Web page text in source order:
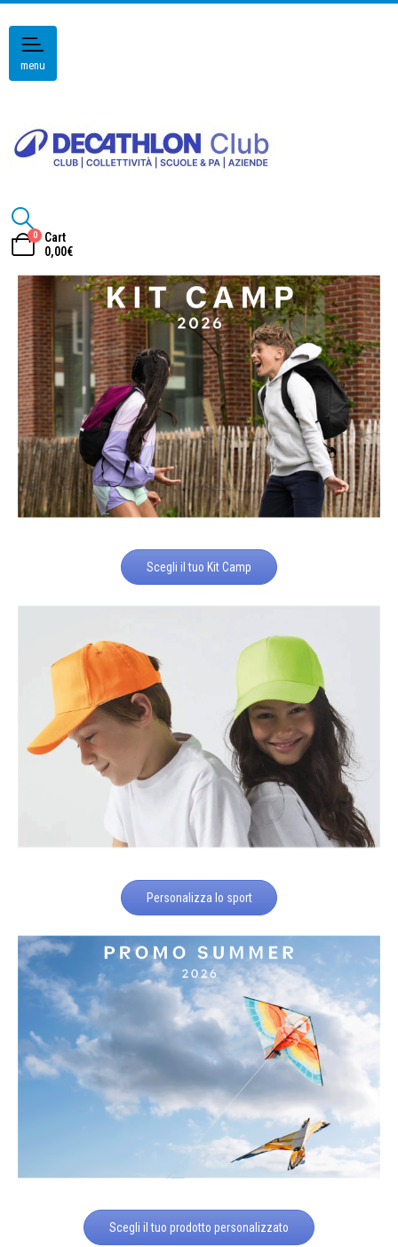
menu
0
Cart
0,00€
Scegli il tuo Kit Camp
Personalizza lo sport
Scegli il tuo prodotto personalizzato